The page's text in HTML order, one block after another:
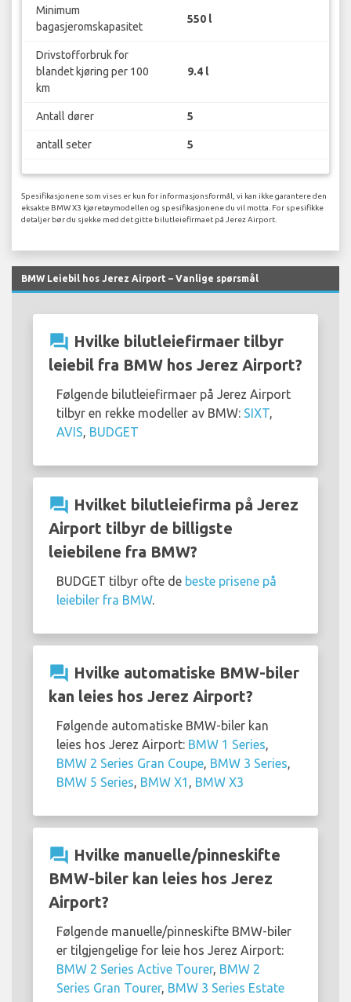
Minimum
bagasjeromskapasitet
550 l
Drivstofforbruk for
blandet kjøring per 100
km
9.4 l
Antall dører 5
antall seter 5
Spesifikasjonene som vises er kun for informasjonsformål, vi kan ikke garantere den
eksakte BMW X3 kjøretøymodellen og spesifikasjonene du vil motta. For spesifikke
detaljer bør du sjekke med det gitte bilutleiefirmaet på Jerez Airport.
BMW Leiebil hos Jerez Airport – Vanlige spørsmål
question_answer Hvilke bilutleiefirmaer tilbyr
leiebil fra BMW hos Jerez Airport?
Følgende bilutleiefirmaer på Jerez Airport
tilbyr en rekke modeller av BMW: SIXT
AVIS BUDGET
question_answer Hvilket bilutleiefirma på Jerez
Airport tilbyr de billigste
leiebilene fra BMW?
BUDGET tilbyr ofte de beste prisene på
leiebiler fra BMW.
question_answer Hvilke automatiske BMW-biler
kan leies hos Jerez Airport?
Følgende automatiske BMW-biler kan
leies hos Jerez Airport: BMW 1 Series
BMW 2 Series Gran Coupe BMW 3 Series
BMW 5 Series BMW X1 BMW X3
question_answer Hvilke manuelle/pinneskifte
BMW-biler kan leies hos Jerez
Airport?
Følgende manuelle/pinneskifte BMW-biler
er tilgjengelige for leie hos Jerez Airport:
BMW 2 Series Active Tourer, BMW 2
Series Gran Tourer, BMW 3 Series Estate